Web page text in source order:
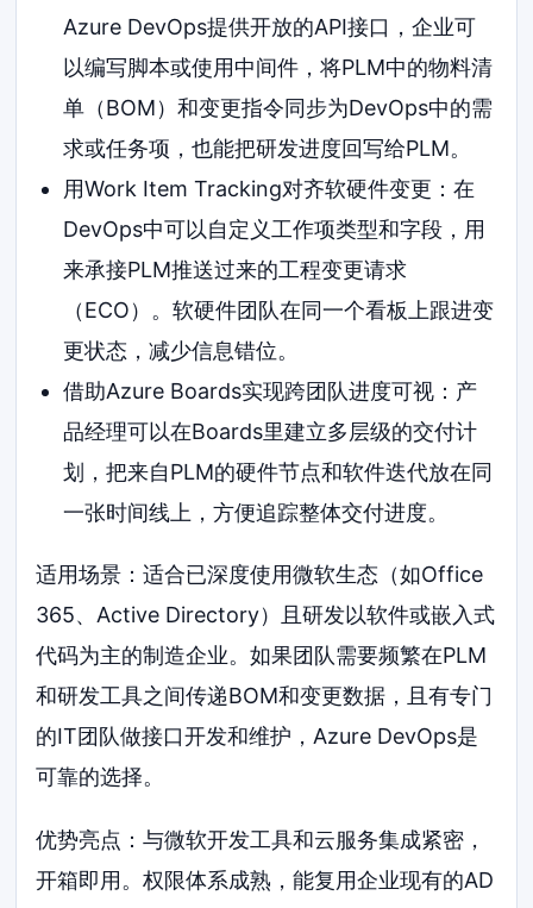
Azure DevOps提供开放的API接口，企业可
以编写脚本或使用中间件，将PLM中的物料清
单（BOM）和变更指令同步为DevOps中的需
求或任务项，也能把研发进度回写给PLM。
用Work Item Tracking对齐软硬件变更：在
DevOps中可以自定义工作项类型和字段，用
来承接PLM推送过来的工程变更请求
（ECO）。软硬件团队在同一个看板上跟进变
更状态，减少信息错位。
借助Azure Boards实现跨团队进度可视：产
品经理可以在Boards里建立多层级的交付计
划，把来自PLM的硬件节点和软件迭代放在同
一张时间线上，方便追踪整体交付进度。
适用场景：适合已深度使用微软生态（如Office
365、Active Directory）且研发以软件或嵌入式
代码为主的制造企业。如果团队需要频繁在PLM
和研发工具之间传递BOM和变更数据，且有专门
的IT团队做接口开发和维护，Azure DevOps是
可靠的选择。
优势亮点：与微软开发工具和云服务集成紧密，
开箱即用。权限体系成熟，能复用企业现有的AD